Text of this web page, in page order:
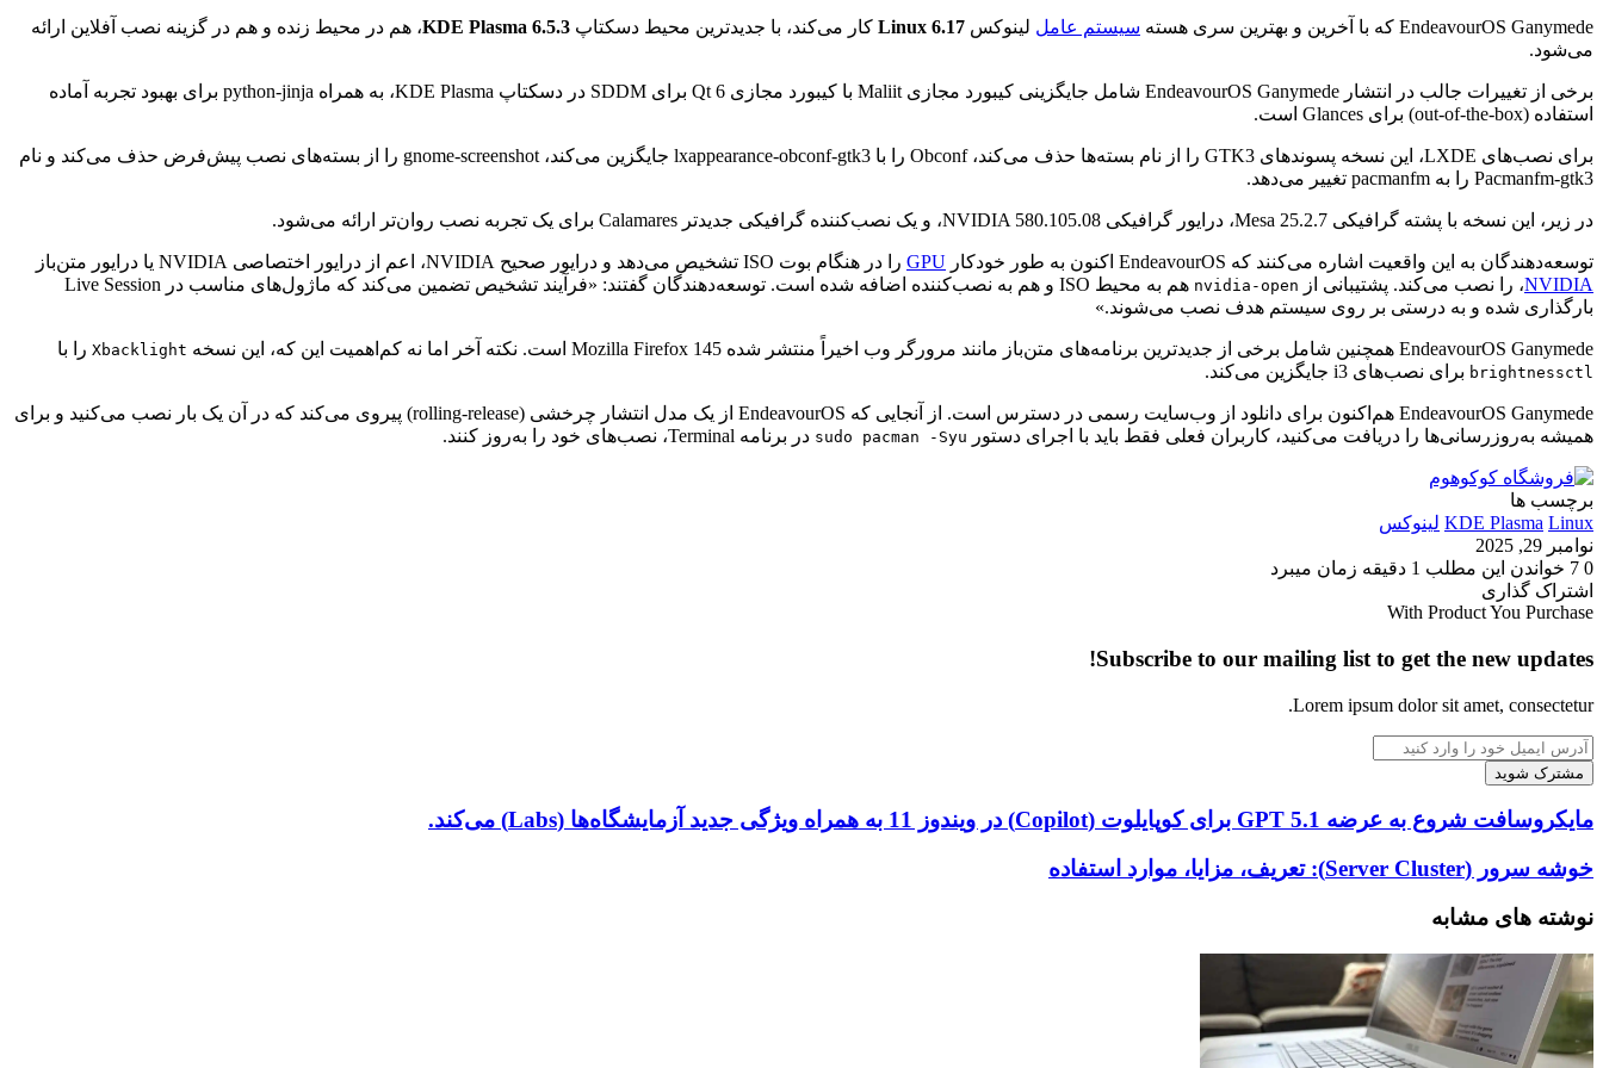
EndeavourOS Ganymede که با آخرین و بهترین سری هسته سیستم عامل لینوکس Linux 6.17 کار می‌کند، با جدیدترین محیط دسکتاپ KDE Plasma 6.5.3، هم در محیط زنده و هم در گزینه نصب آفلاین ارائه
می‌شود.
برخی از تغییرات جالب در انتشار EndeavourOS Ganymede شامل جایگزینی کیبورد مجازی Maliit با کیبورد مجازی Qt 6 برای SDDM در دسکتاپ KDE Plasma، به همراه python-jinja برای بهبود تجربه آماده
استفاده (out-of-the-box) برای Glances است.
برای نصب‌های LXDE، این نسخه پسوندهای GTK3 را از نام بسته‌ها حذف می‌کند، Obconf را با lxappearance-obconf-gtk3 جایگزین می‌کند، gnome-screenshot را از بسته‌های نصب پیش‌فرض حذف می‌کند و نام
Pacmanfm-gtk3 را به pacmanfm تغییر می‌دهد.
در زیر، این نسخه با پشته گرافیکی Mesa 25.2.7، درایور گرافیکی NVIDIA 580.105.08، و یک نصب‌کننده گرافیکی جدیدتر Calamares برای یک تجربه نصب روان‌تر ارائه می‌شود.
توسعه‌دهندگان به این واقعیت اشاره می‌کنند که EndeavourOS اکنون به طور خودکار GPU را در هنگام بوت ISO تشخیص می‌دهد و درایور صحیح NVIDIA، اعم از درایور اختصاصی NVIDIA یا درایور متن‌باز
NVIDIA، را نصب می‌کند. پشتیبانی از nvidia-open
هم به محیط ISO و هم به نصب‌کننده اضافه شده است. توسعه‌دهندگان گفتند: «فرآیند تشخیص تضمین می‌کند که ماژول‌های مناسب در Live Session
بارگذاری شده و به درستی بر روی سیستم هدف نصب می‌شوند.»
EndeavourOS Ganymede همچنین شامل برخی از جدیدترین برنامه‌های متن‌باز مانند مرورگر وب اخیراً منتشر شده Mozilla Firefox 145 است. نکته آخر اما نه کم‌اهمیت این که، این نسخه Xbacklight را با
brightnessctl برای نصب‌های i3 جایگزین می‌کند.
EndeavourOS Ganymede هم‌اکنون برای دانلود از وب‌سایت رسمی در دسترس است. از آنجایی که EndeavourOS از یک مدل انتشار چرخشی (rolling-release) پیروی می‌کند که در آن یک بار نصب می‌کنید و برای
همیشه به‌روزرسانی‌ها را دریافت می‌کنید، کاربران فعلی فقط باید با اجرای دستور
sudo pacman -Syu در برنامه Terminal، نصب‌های خود را به‌روز کنند.
برچسب ها
KDE Plasma Linux
لینوکس
نوامبر 29, 2025
0
خواندن این مطلب 1 دقیقه زمان میبرد
فیس
بوک
X
لینکدین
‫تامبلر
‫پین‌ترست
‫رددیت
‫VKontakte
‫Odnoklassniki
پاکت
اشتراک گذاری
فیس
X
لینکدین
‫تامبلر
‫پین‌ترست
‫رددیت
‫VKontakte
‫Odnoklassniki
پاکت
اشتراک
از
ایمیل
چاپ
With Product You Purchase
Subscribe to our mailing list to get the new updates!
Lorem ipsum dolor sit amet, consectetur.
آدرس
ایمیل
خود
وارد
کنید
مایکروسافت
به
عرضه
GPT
5.1
برای
کوپایلوت
در
ویندوز
11
مایکروسافت شروع به عرضه GPT 5.1 برای کوپایلوت (Copilot) در ویندوز 11 به همراه ویژگی جدید آزمایشگاه‌ها (Labs) می‌کند.
خوشه
سرور
(Server
Cluster):
تعریف،
مزایا،
موارد
استفاده
خوشه سرور (Server Cluster): تعریف، مزایا، موارد استفاده
نوشته های مشابه